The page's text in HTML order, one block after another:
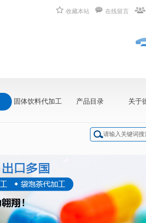
收藏本站 在线留言
固体饮料代加工 产品目录 关于